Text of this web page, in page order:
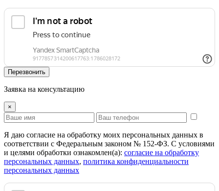
Перезвонить
Заявка на консультацию
×
Я даю согласие на обработку моих персональных данных в
соответствии с Федеральным законом № 152-ФЗ. С условиями
и целями обработки ознакомлен(а): cогласие на обработку
персональных данных, политика конфиденциальности
персональных данных